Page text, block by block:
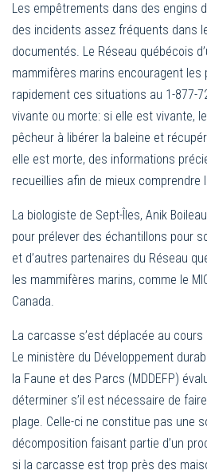
Les empêtrements dans des engins
des incidents assez fréquents dans
documentés. Le Réseau québécois
mammifères marins encouragent les
rapidement ces situations au 1-877-
vivante ou morte: si elle est vivante,
pêcheur à libérer la baleine et
elle est morte, des informations
recueillies afin de mieux comprendre
La biologiste de Sept-Îles, Anik
pour prélever des échantillons pour
et d’autres partenaires du Réseau
les mammifères marins, comme le
Canada.
La carcasse s’est déplacée au
Le ministère du Développement
la Faune et des Parcs (MDDEFP)
déterminer s’il est nécessaire de
plage. Celle-ci ne constitue pas une
décomposition faisant partie d’un
si la carcasse est trop près des